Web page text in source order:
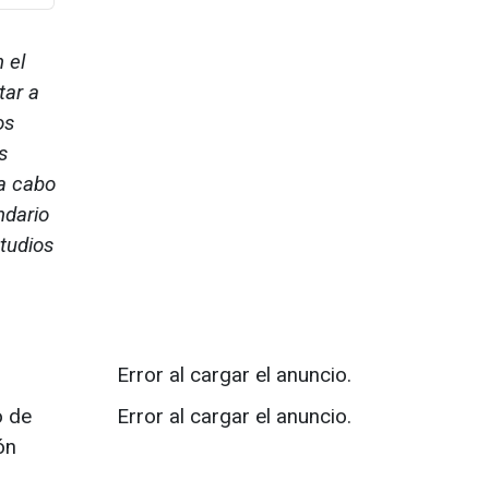
el
a
cabo
de
Error al cargar el anuncio.
Error al cargar el anuncio.